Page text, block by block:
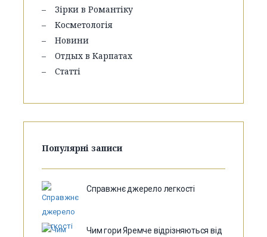
Зірки в Романтіку
Косметологія
Новини
Отдых в Карпатах
Статті
Популярні записи
Справжнє джерело легкості
Чим гори Яремче відрізняються від